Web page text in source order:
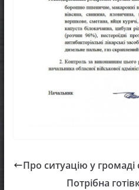
Про ситуацію у
Потрібна